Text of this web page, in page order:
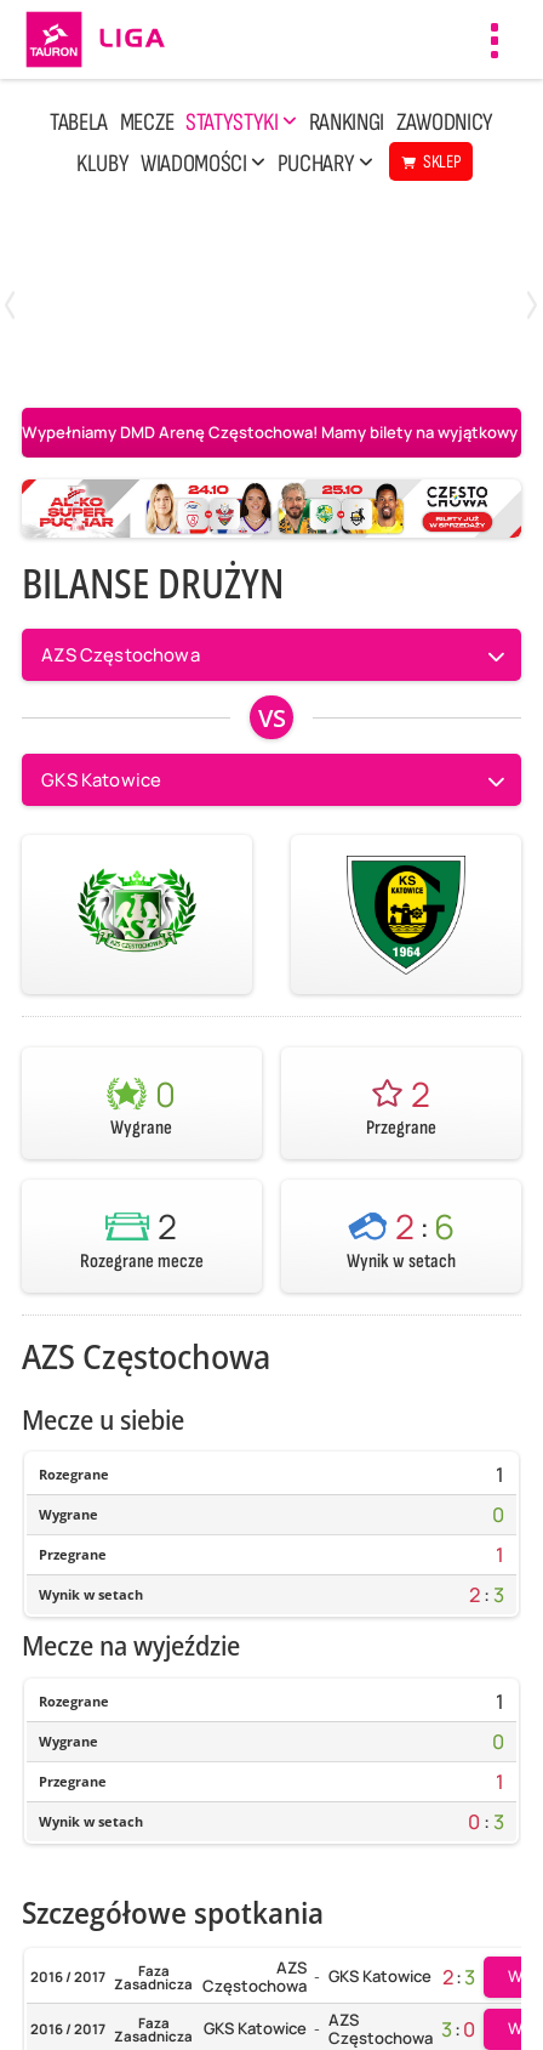
TABELA MECZE STATYSTYKI RANKINGI ZAWODNICY
KLUBY WIADOMOŚCI PUCHARY SKLEP
Wypełniamy DMD Arenę Częstochowa! Mamy bilety na wyjątkowy
BILANSE DRUŻYN
AZS Częstochowa
VS
GKS Katowice
0
Wygrane
2
Przegrane
2
Rozegrane mecze
2 : 6
Wynik w setach
AZS Częstochowa
Mecze u siebie
Rozegrane 1
Wygrane 0
Przegrane 1
Wynik w setach 2: 3
Mecze na wyjeździe
Rozegrane 1
Wygrane 0
Przegrane 1
Wynik w setach 0 : 3
Szczegółowe spotkania
2016 / 2017 Faza
Zasadnicza
AZS
Częstochowa - GKS Katowice 2:3
2016 / 2017 Faza
Zasadnicza GKS Katowice - AZS
Częstochowa 3:0